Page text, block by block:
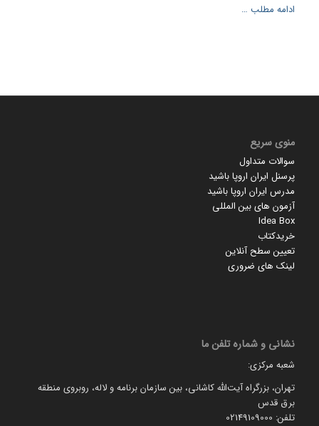
ادامه مطلب …
منوی سریع
سوالات متداول
پرسنل ایران اروپا باشید
مدرس ایران اروپا باشید
آزمون های بین المللی
Idea Box
خریدکتاب
تعیین سطح آنلاین
لینک های ضروری
نشانی و شماره تلفن ما
شعبه مرکزی:
تهران، بزرگراه آیت‌الله کاشانی، بین سازمان برنامه و لاله، روبروی منطقه
برق قدس
تلفن: 02149109000